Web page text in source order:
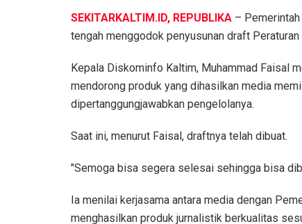
SEKITARKALTIM.ID, REPUBLIKA –
tengah menggodok penyusunan draft
Kepala Diskominfo Kaltim, Muhammad Faisal
mendorong produk yang dihasilkan media
dipertanggungjawabkan pengelolanya.
Saat ini, menurut Faisal, draftnya telah dibuat.
"Semoga bisa segera selesai sehingga bisa
Ia menilai kerjasama antara media dengan
menghasilkan produk jurnalistik berkualitas